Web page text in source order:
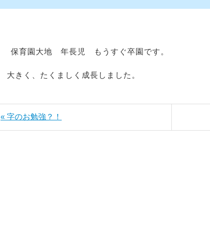
保育園大地 年長児 もうすぐ卒園です。
大きく、たくましく成長しました。
« 字のお勉強？！